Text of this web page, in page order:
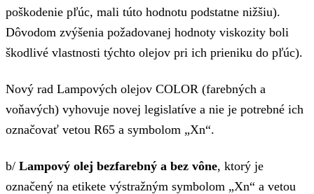
poškodenie pľúc, mali túto hodnotu podstatne nižšiu).
Dôvodom zvýšenia požadovanej hodnoty viskozity boli
škodlivé vlastnosti týchto olejov pri ich prieniku do pľúc).
Nový rad Lampových olejov COLOR (farebných a
voňavých) vyhovuje novej legislatíve a nie je potrebné ich
označovať vetou R65 a symbolom „Xn“.
b/ Lampový olej bezfarebný a bez vône, ktorý je
označený na etikete výstražným symbolom „Xn“ a vetou